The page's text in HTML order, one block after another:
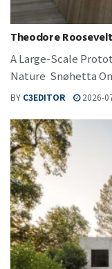
Theodore
A Large-Scale
Nature Snøhetta
BY C3EDITOR 2026-